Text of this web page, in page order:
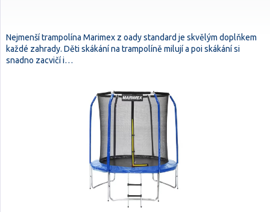
Nejmenší trampolína Marimex z oady standard je skvělým doplňkem
každé zahrady. Děti skákání na trampolíně milují a poi skákání si
snadno zacvičí i…